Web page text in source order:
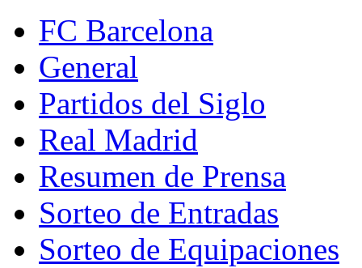
FC Barcelona
General
Partidos del Siglo
Real Madrid
Resumen de Prensa
Sorteo de Entradas
Sorteo de Equipaciones